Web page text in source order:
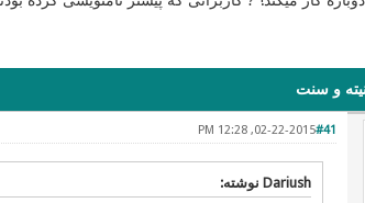
و سنت
#41
02-22-2015, 12:28 PM
Dariush نوشته: